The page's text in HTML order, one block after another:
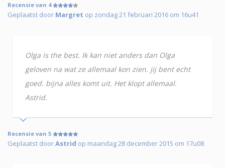
Recensie van 4
Geplaatst door Margret op zondag 21 februari 2016 om 16u41
Olga is the best. Ik kan niet anders dan Olga
geloven na wat ze allemaal kon zien. jij bent echt
goed. bijna alles komt uit. Het klopt allemaal.
Astrid.
Recensie van 5
Geplaatst doorAstrid op maandag 28 december 2015 om 17u08